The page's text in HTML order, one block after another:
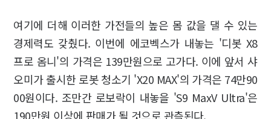
여기에 더해 이러한 가전들의 높은 몸 값을 댈 수 있는
경제력도 갖췄다. 이번에 에코벡스가 내놓는 '디봇 X8
프로 옴니'의 가격은 139만원으로 고가다. 이에 앞서 샤
오미가 출시한 로봇 청소기 'X20 MAX'의 가격은 74만90
00원이다. 조만간 로보락이 내놓을 'S9 MaxV Ultra'은
190만원 이상에 판매가 될 것으로 관측된다.